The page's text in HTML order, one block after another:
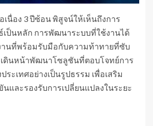
เนื่อง 3 ปีซ้อน พิสูจน์ให้เห็นถึงการ
ป็นหลัก การพัฒนาระบบที่ใช้งานได้
านที่พร้อมรับมือกับความท้าทายที่ซับ
ดินหน้าพัฒนาโซลูชันที่ตอบโจทย์การ
ระเทศอย่างเป็นรูปธรรม เพื่อเสริม
และรองรับการเปลี่ยนแปลงในระยะ